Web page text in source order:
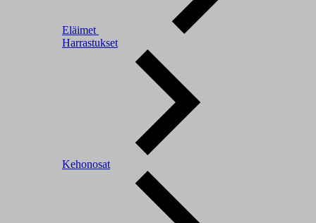
Eläimet
Harrastukset
Kehonosat